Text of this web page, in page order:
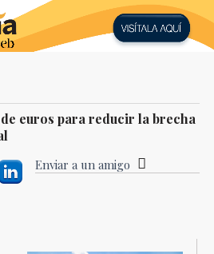
euros para reducir la brecha
Enviar a un amigo